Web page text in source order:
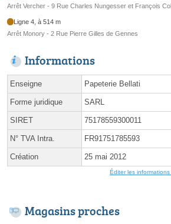
Arrêt Vercher - 9 Rue Charles Nungesser et François
Ligne 4, à 514 m
Arrêt Monory - 2 Rue Pierre Gilles de Gennes
Informations
Enseigne Papeterie Bellati
Forme juridique SARL
SIRET 75178559300011
N° TVA Intra. FR91751785593
Création 25 mai 2012
Éditer les
Magasins proches